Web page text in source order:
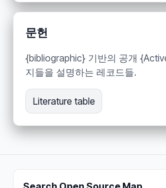
문헌
{bibliographic} 기반의 공개
지들을 설명하는 레코드들.
Literature table